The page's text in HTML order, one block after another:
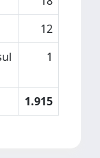
12
1
1.915